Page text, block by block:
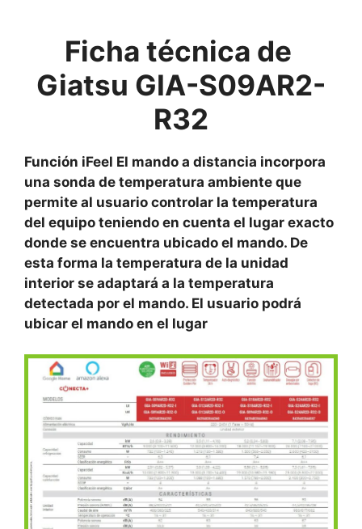
Ficha técnica de
Giatsu GIA-S09AR2-
R32
Función iFeel El mando a distancia incorpora
una sonda de temperatura ambiente que
permite al usuario controlar la temperatura
del equipo teniendo en cuenta el lugar exacto
donde se encuentra ubicado el mando. De
esta forma la temperatura de la unidad
interior se adaptará a la temperatura
detectada por el mando. El usuario podrá
ubicar el mando en el lugar